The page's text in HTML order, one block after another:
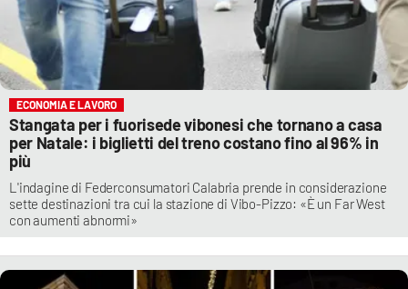
ECONOMIA E LAVORO
Stangata per i fuorisede vibonesi che tornano a casa
per Natale: i biglietti del treno costano fino al 96% in
più
L'indagine di Federconsumatori Calabria prende in considerazione
sette destinazioni tra cui la stazione di Vibo-Pizzo: «È un Far West
con aumenti abnormi»